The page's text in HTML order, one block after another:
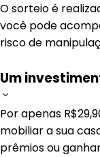
O sorteio é
você pode
risco de
Um
Por apenas
mobiliar a sua
prêmios ou